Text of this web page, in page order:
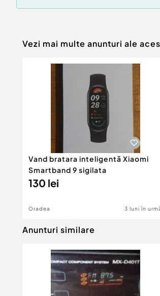
Vezi mai multe anunturi ale
Vand bratara inteligentă Xiaomi
Smartband 9 sigilata
130 lei
Oradea 3 luni în
Anunturi similare